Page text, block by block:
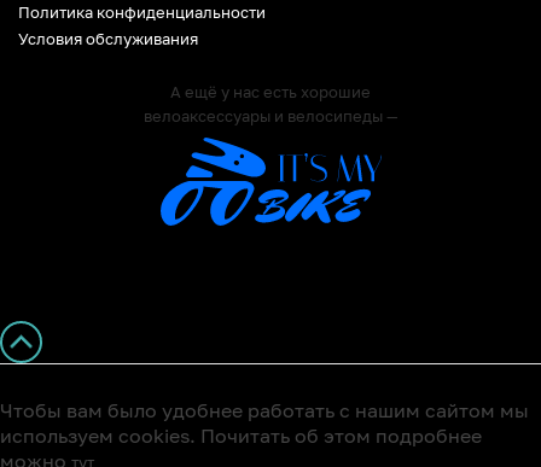
Политика конфиденциальности
Условия обслуживания
А ещё у нас есть хорошие
велоаксессуары и велосипеды —
Чтобы вам было удобнее работать с нашим сайтом мы
используем cookies. Почитать об этом подробнее
можно тут